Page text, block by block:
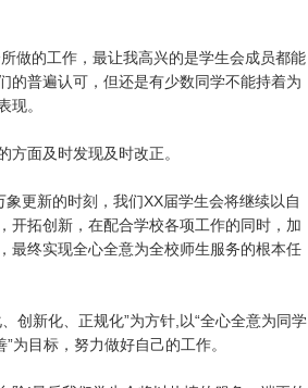
的工作，最让我高兴的是学生会成员都能
的普遍认可，但还是有少数同学不能持着为
现。
面及时发现及时改正。
更新的时刻，我们XX届学生会将继续以自
开拓创新，在配合学校各项工作的同时，加
最终实现全心全意为全校师生服务的根本任
新化、正规化”为方针,以“全心全意为同学
为目标，努力做好自己的工作。